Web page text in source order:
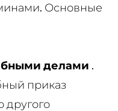
Основные
делами .
приказ
другого